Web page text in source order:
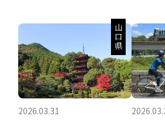
2026.03.31
山口県